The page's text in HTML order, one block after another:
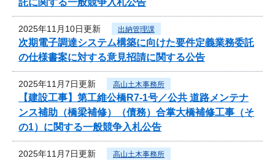
2025年11月10日更新 出納管理課
次期電子調達システム構築に向けた要件定義業務委託
の仕様書案に対する意見招請に関する公告
2025年11月7日更新 高山土木事務所
【建設工事】第工維公橋R7-1号／公共 道路メンテナ
ンス補助（橋梁補修）（債務）合掌大橋補修工事（そ
の1）に関する一般競争入札公告
2025年11月7日更新 高山土木事務所